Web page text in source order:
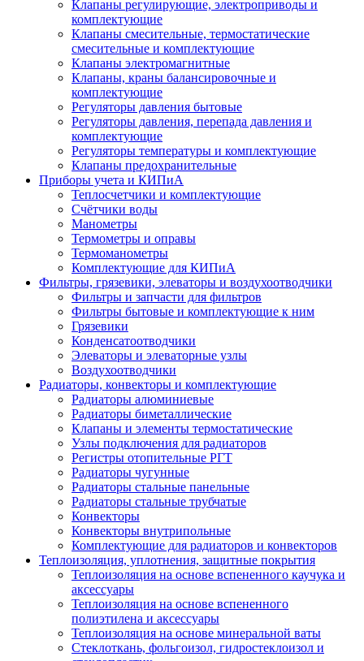
Клапаны регулирующие, электроприводы и
комплектующие
Клапаны смесительные, термостатические
смесительные и комплектующие
Клапаны электромагнитные
Клапаны, краны балансировочные и
комплектующие
Регуляторы давления бытовые
Регуляторы давления, перепада давления и
комплектующие
Регуляторы температуры и комплектующие
Клапаны предохранительные
Приборы учета и КИПиА
Теплосчетчики и комплектующие
Счётчики воды
Манометры
Термометры и оправы
Термоманометры
Комплектующие для КИПиА
Фильтры, грязевики, элеваторы и воздухоотводчики
Фильтры и запчасти для фильтров
Фильтры бытовые и комплектующие к ним
Грязевики
Конденсатоотводчики
Элеваторы и элеваторные узлы
Воздухоотводчики
Радиаторы, конвекторы и комплектующие
Радиаторы алюминиевые
Радиаторы биметаллические
Клапаны и элементы термостатические
Узлы подключения для радиаторов
Регистры отопительные РГТ
Радиаторы чугунные
Радиаторы стальные панельные
Радиаторы стальные трубчатые
Конвекторы
Конвекторы внутрипольные
Комплектующие для радиаторов и конвекторов
Теплоизоляция, уплотнения, защитные покрытия
Теплоизоляция на основе вспененного каучука и
аксессуары
Теплоизоляция на основе вспененного
полиэтилена и аксессуары
Теплоизоляция на основе минеральной ваты
Стеклоткань, фольгоизол, гидростеклоизол и